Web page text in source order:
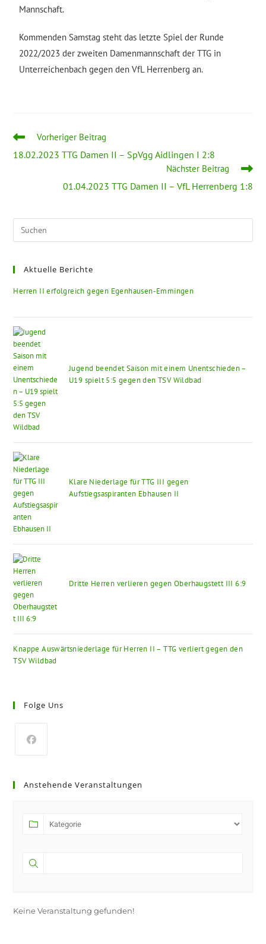
Mannschaft.
Kommenden Samstag steht das letzte Spiel der Runde
2022/2023 der zweiten Damenmannschaft der TTG in
Unterreichenbach gegen den VfL Herrenberg an.
Vorheriger Beitrag
18.02.2023 TTG Damen II – SpVgg Aidlingen I 2:8
Nächster Beitrag
01.04.2023 TTG Damen II – VfL Herrenberg 1:8
Aktuelle Berichte
Herren II erfolgreich gegen Egenhausen-Emmingen
Jugend beendet Saison mit einem Unentschieden –
U19 spielt 5:5 gegen den TSV Wildbad
Klare Niederlage für TTG III gegen
Aufstiegsaspiranten Ebhausen II
Dritte Herren verlieren gegen Oberhaugstett III 6:9
Knappe Auswärtsniederlage für Herren II – TTG verliert gegen den
TSV Wildbad
Folge Uns
Anstehende Veranstaltungen
Keine Veranstaltung gefunden!